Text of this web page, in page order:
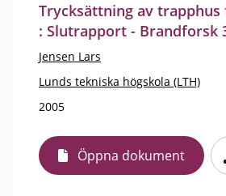
Trycksättning av
: Slutrapport - Brandforsk
Jensen Lars
Lunds tekniska högskola (LTH)
2005
Öppna dokument